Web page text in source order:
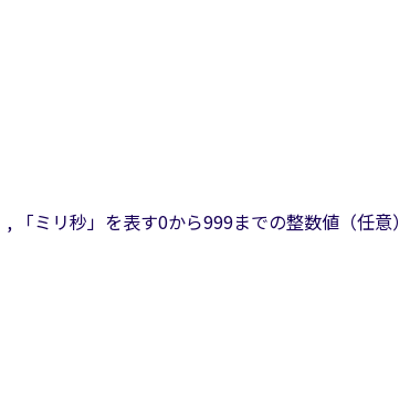
ミリ秒」を表す0から999までの整数値（任意）